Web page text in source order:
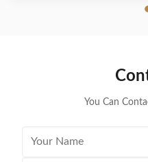
which is more powerful and
have many advantages over
You Can